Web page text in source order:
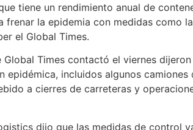
tiene un rendimiento anual de
la epidemia con medidas como
el Global Times.
Times contactó el viernes
epidémica, incluidos algunos
a cierres de carreteras y
dijo que las medidas de control